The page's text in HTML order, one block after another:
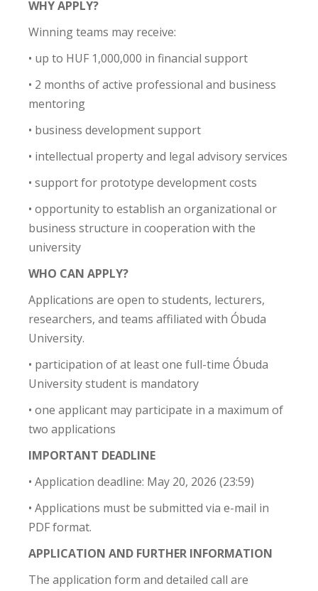
WHY APPLY?
Winning teams may receive:
• up to HUF 1,000,000 in financial support
• 2 months of active professional and business
mentoring
• business development support
• intellectual property and legal advisory services
• support for prototype development costs
• opportunity to establish an organizational or
business structure in cooperation with the
university
WHO CAN APPLY?
Applications are open to students, lecturers,
researchers, and teams affiliated with Óbuda
University.
• participation of at least one full-time Óbuda
University student is mandatory
• one applicant may participate in a maximum of
two applications
IMPORTANT DEADLINE
• Application deadline: May 20, 2026 (23:59)
• Applications must be submitted via e-mail in
PDF format.
APPLICATION AND FURTHER INFORMATION
The application form and detailed call are